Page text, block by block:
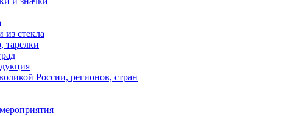
стекла
тарелки
России, регионов, стран